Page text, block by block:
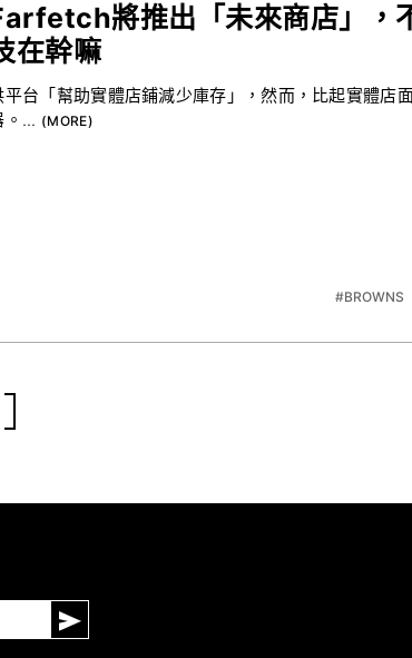
將推出「未來商店」，
在幹嘛
台「幫助實體店鋪減少庫存」，然而，比起實體店
...
#BROWNS